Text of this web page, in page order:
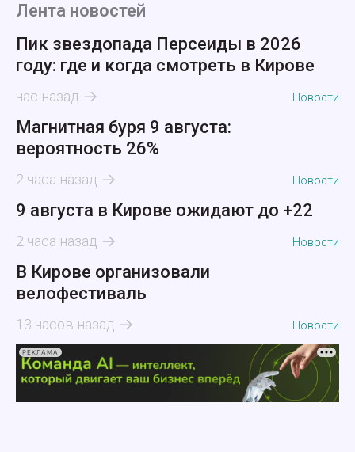
Лента новостей
Пик звездопада Персеиды в 2026
году: где и когда смотреть в Кирове
час назад Новости
Магнитная буря 9 августа:
вероятность 26%
2 часа назад Новости
9 августа в Кирове ожидают до +22
2 часа назад Новости
В Кирове организовали
велофестиваль
13 часов назад Новости
РЕКЛАМА